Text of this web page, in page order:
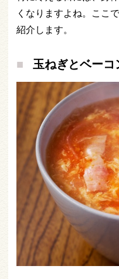
くなりますよね。ここ
紹介します。
玉ねぎとベー